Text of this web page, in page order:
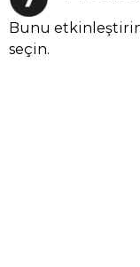
Bunu etkinleştirin
seçin.